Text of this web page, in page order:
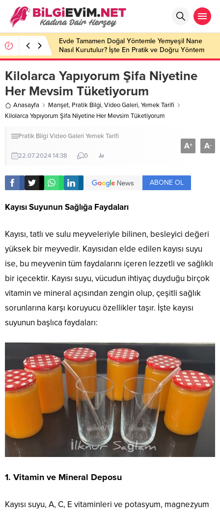
Evde Tamamen Doğal Yöntemle Yemyeşil Nane
Nasıl Kurutulur? İşte En Pratik ve Doğru Yöntem
Kilolarca Yapıyorum Şifa Niyetine
Her Mevsim Tüketiyorum
Anasayfa Manşet, Pratik Bilgi,Video Galeri,Yemek Tarifi
Kilolarca Yapıyorum Şifa Niyetine Her Mevsim Tüketiyorum
Pratik Bilgi Video Galeri Yemek Tarifi
22.07.2024 14:38 0
A+ A-
ABONE OL
Kayısı Suyunun Sağlığa Faydaları
Kayısı, tatlı ve sulu meyveleriyle bilinen, besleyici değeri
yüksek bir meyvedir. Kayısıdan elde edilen kayısı suyu
ise, bu meyvenin tüm faydalarını içeren lezzetli ve sağlıklı
bir içecektir. Kayısı suyu, vücudun ihtiyaç duyduğu birçok
vitamin ve mineral açısından zengin olup, çeşitli sağlık
sorunlarına karşı koruyucu özellikler taşır. İşte kayısı
suyunun başlıca faydaları:
1. Vitamin ve Mineral Deposu
Kayısı suyu, A, C, E vitaminleri ve potasyum, magnezyum